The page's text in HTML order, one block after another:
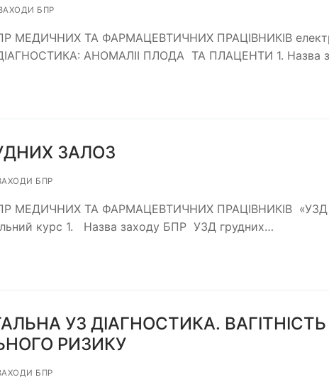
БПР
МЕДИЧНИХ ТА ФАРМАЦЕВТИЧНИХ ПРАЦІВНИКІВ
АНОМАЛІІ ПЛОДА ТА ПЛАЦЕНТИ 1. Назва
ЗАЛОЗ
БПР
МЕДИЧНИХ ТА ФАРМАЦЕВТИЧНИХ ПРАЦІВНИКІВ
курс 1. Назва заходу БПР УЗД грудних…
УЗ ДІАГНОСТИКА.
РИЗИКУ
БПР